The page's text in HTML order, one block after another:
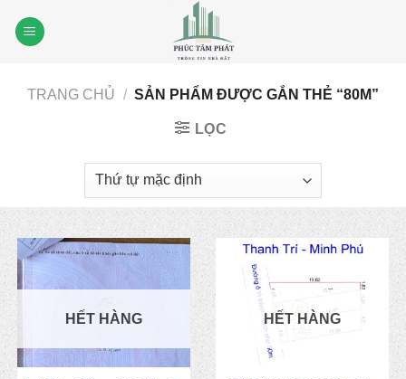
TRANG CHỦ / SẢN PHẨM ĐƯỢC GẮN THẺ “80M”
LỌC
HẾT HÀNG HẾT HÀNG